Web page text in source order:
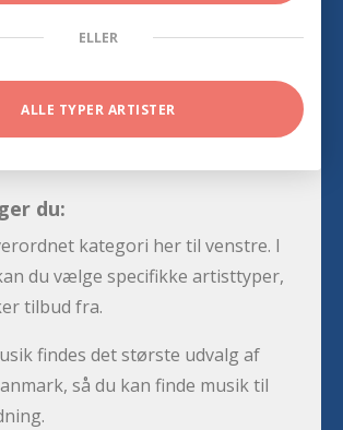
ELLER
ALLE TYPER ARTISTER
du:
kategori her til venstre. I
du vælge specifikke artisttyper,
tilbud fra.
findes det største udvalg af
så du kan finde musik til